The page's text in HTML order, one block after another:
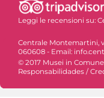
Leggi le recensioni su:
Centrale Montemartini,
060608 - Email:
© 2017 Musei in Comune
Responsabilidades /